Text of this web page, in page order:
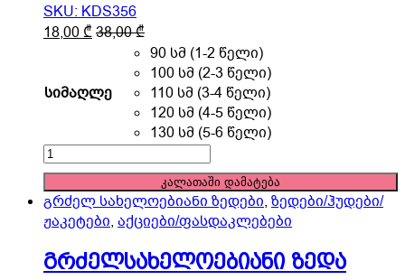
SKU: KDS356
18,00₾38,00₾This
product
has
multiple
variants.
The
options
may
be
chosen
on
the
product
სიმაღლე
90 სმ (1-2 წელი)
100 სმ (2-3 წელი)
110 სმ (3-4 წელი)
120 სმ (4-5 წელი)
130 სმ (5-6 წელი)
გრძელსახელოებიანი
ზედა
quantity
კალათაში დამატება
გრძელ სახელოებიანი ზედები, ზედები/ჰუდები/
ჟაკეტები, აქციები/ფასდაკლებები
გრძელსახელოებიანი ზედა